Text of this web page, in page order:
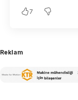
7
Reklam